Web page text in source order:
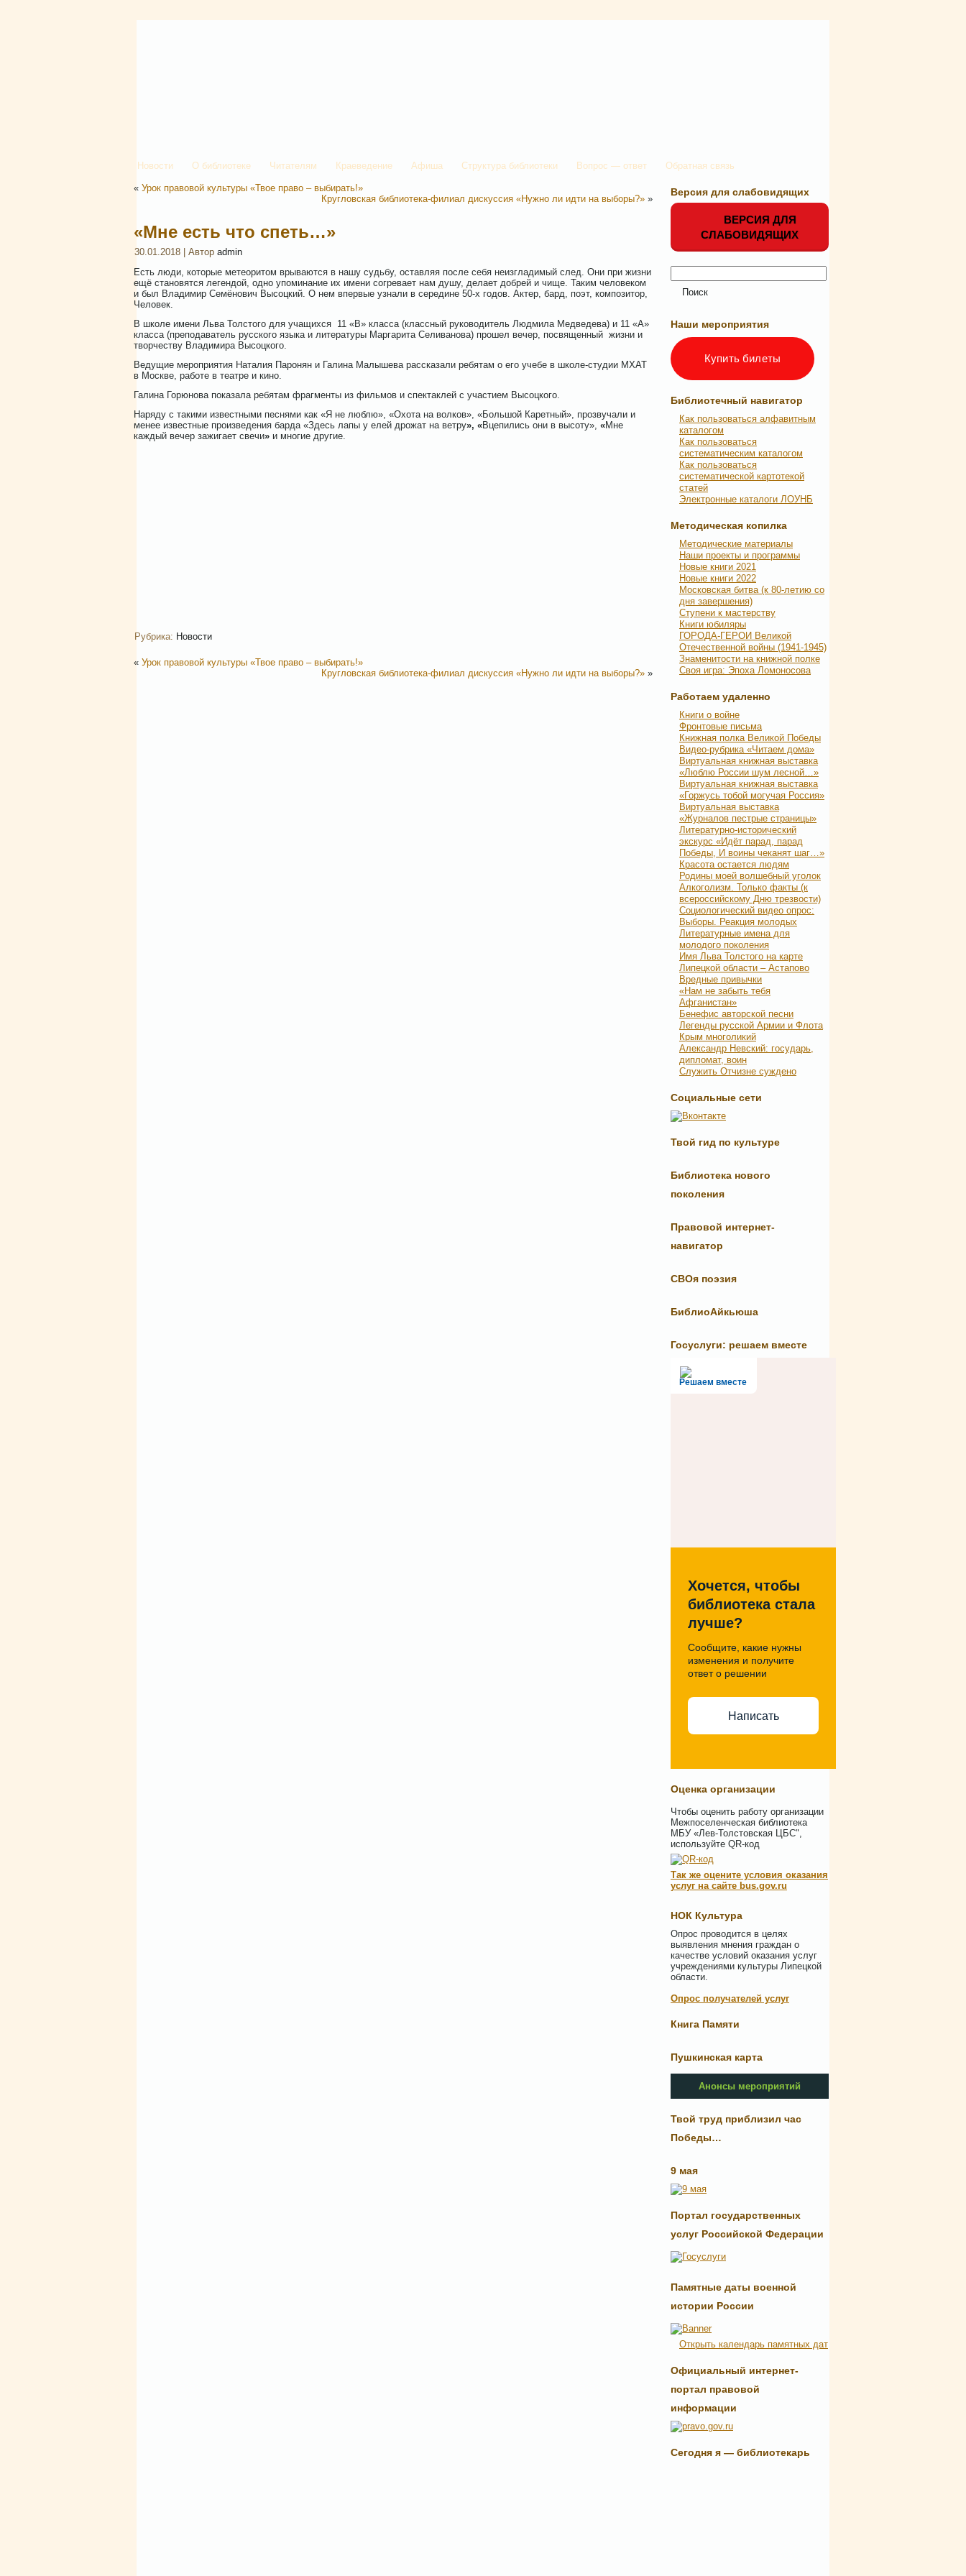
Новости О библиотеке Читателям Краеведение Афиша Структура библиотеки Вопрос — ответ Обратная связь
« Урок правовой культуры «Твое право – выбирать!»
Кругловская библиотека-филиал дискуссия «Нужно ли идти на выборы?» »
«Мне есть что спеть…»
30.01.2018 | Автор admin
Есть люди, которые метеоритом врываются в нашу судьбу, оставляя после себя неизгладимый след. Они при жизни
ещё становятся легендой, одно упоминание их имени согревает нам душу, делает добрей и чище. Таким человеком
и был Владимир Семёнович Высоцкий. О нем впервые узнали в середине 50-х годов. Актер, бард, поэт, композитор,
Человек.
В школе имени Льва Толстого для учащихся 11 «В» класса (классный руководитель Людмила Медведева) и 11 «А»
класса (преподаватель русского языка и литературы Маргарита Селиванова) прошел вечер, посвященный жизни и
творчеству Владимира Высоцкого.
Ведущие мероприятия Наталия Паронян и Галина Малышева рассказали ребятам о его учебе в школе-студии МХАТ
в Москве, работе в театре и кино.
Галина Горюнова показала ребятам фрагменты из фильмов и спектаклей с участием Высоцкого.
Наряду с такими известными песнями как «Я не люблю», «Охота на волков», «Большой Каретный», прозвучали и
менее известные произведения барда «Здесь лапы у елей дрожат на ветру», «Вцепились они в высоту», «Мне
каждый вечер зажигает свечи» и многие другие.
Рубрика: Новости
« Урок правовой культуры «Твое право – выбирать!»
Кругловская библиотека-филиал дискуссия «Нужно ли идти на выборы?» »
Версия для слабовидящих
ВЕРСИЯ ДЛЯ
СЛАБОВИДЯЩИХ
Наши мероприятия
Купить билеты
Библиотечный навигатор
Как пользоваться алфавитным
каталогом
Как пользоваться
систематическим каталогом
Как пользоваться
систематической картотекой
статей
Электронные каталоги ЛОУНБ
Методическая копилка
Методические материалы
Наши проекты и программы
Новые книги 2021
Новые книги 2022
Московская битва (к 80-летию со
дня завершения)
Ступени к мастерству
Книги юбиляры
ГОРОДА-ГЕРОИ Великой
Отечественной войны (1941-1945)
Знаменитости на книжной полке
Своя игра: Эпоха Ломоносова
Работаем удаленно
Книги о войне
Фронтовые письма
Книжная полка Великой Победы
Видео-рубрика «Читаем дома»
Виртуальная книжная выставка
«Люблю России шум лесной…»
Виртуальная книжная выставка
«Горжусь тобой могучая Россия»
Виртуальная выставка
«Журналов пестрые страницы»
Литературно-исторический
экскурс «Идёт парад, парад
Победы, И воины чеканят шаг…»
Красота остается людям
Родины моей волшебный уголок
Алкоголизм. Только факты (к
всероссийскому Дню трезвости)
Социологический видео опрос:
Выборы. Реакция молодых
Литературные имена для
молодого поколения
Имя Льва Толстого на карте
Липецкой области – Астапово
Вредные привычки
«Нам не забыть тебя
Афганистан»
Бенефис авторской песни
Легенды русской Армии и Флота
Крым многоликий
Александр Невский: государь,
дипломат, воин
Служить Отчизне суждено
Социальные сети
Твой гид по культуре
Библиотека нового
поколения
Правовой интернет-
навигатор
СВОя поэзия
БиблиоАйкьюша
Госуслуги: решаем вместе
Решаем вместе
Хочется, чтобы
библиотека стала
лучше?
Сообщите, какие нужны
изменения и получите
ответ о решении
Написать
Оценка организации
Чтобы оценить работу организации
Межпоселенческая библиотека
МБУ «Лев-Толстовская ЦБС",
используйте QR-код
Так же оцените условия оказания
услуг на сайте bus.gov.ru
НОК Культура
Опрос проводится в целях
выявления мнения граждан о
качестве условий оказания услуг
учреждениями культуры Липецкой
области.
Опрос получателей услуг
Книга Памяти
Пушкинская карта
Анонсы мероприятий
Твой труд приблизил час
Победы…
9 мая
Портал государственных
услуг Российской Федерации
Памятные даты военной
истории России
Открыть календарь памятных дат
Официальный интернет-
портал правовой
информации
Сегодня я — библиотекарь